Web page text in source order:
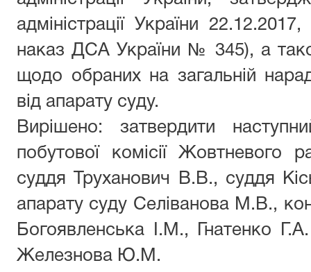
адміністрації України
наказ ДСА України № 345), а
щодо обраних на загальній
від апарату суду.
Вирішено: затвердити
побутової комісії Жовтневого
суддя Труханович В.В., суддя
апарату суду Селіванова М.В.,
Богоявленська І.М., Гнатенко
Железнова Ю.М.